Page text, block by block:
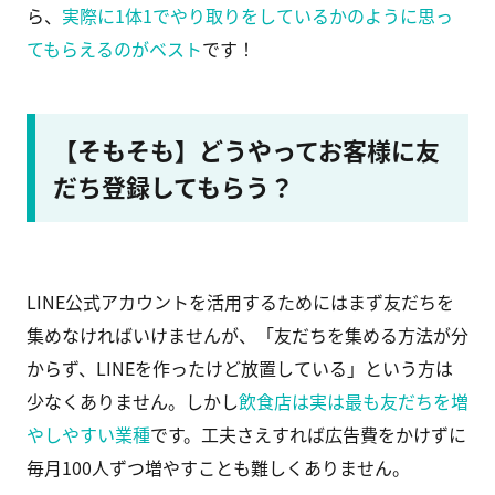
ら、 実際に1体1でやり取りをしているかのように思っ
てもらえるのがベストです！
【そもそも】どうやってお客様に友
だち登録してもらう？
LINE公式アカウントを活用するためにはまず友だちを
集めなければいけませんが、「友だちを集める方法が分
からず、LINEを作ったけど放置している」という方は
少なくありません。しかし飲食店は実は最も友だちを増
やしやすい業種です。工夫さえすれば広告費をかけずに
毎月100人ずつ増やすことも難しくありません。